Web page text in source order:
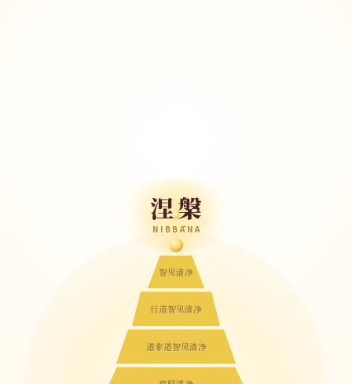
涅槃
NIBBĀNA
智见清净
行道智见清净
道非道智见清净